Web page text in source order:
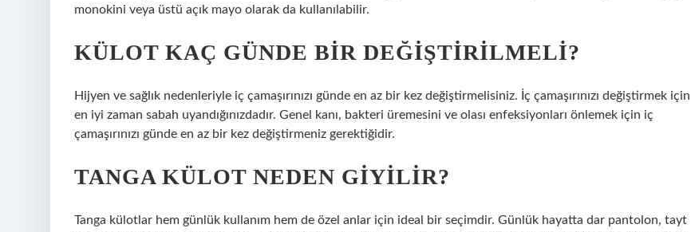
monokini veya üstü açık mayo olarak da kullanılabilir.
KÜLOT KAÇ GÜNDE BIR DEĞIŞTIRILMELI?
Hijyen ve sağlık nedenleriyle iç çamaşırınızı günde en az bir kez değiştirmelisiniz. İç çamaşırınızı değiştirmek için
en iyi zaman sabah uyandığınızdadır. Genel kanı, bakteri üremesini ve olası enfeksiyonları önlemek için iç
çamaşırınızı günde en az bir kez değiştirmeniz gerektiğidir.
TANGA KÜLOT NEDEN GIYILIR?
Tanga külotlar hem günlük kullanım hem de özel anlar için ideal bir seçimdir. Günlük hayatta dar pantolon, tayt